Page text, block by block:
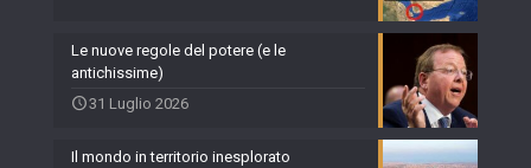
Le nuove regole del potere (e le
antichissime)
31 Luglio 2026
Il mondo in territorio inesplorato